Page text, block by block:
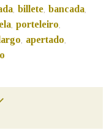
, billete, bancada,
, porteleiro,
, apertado,